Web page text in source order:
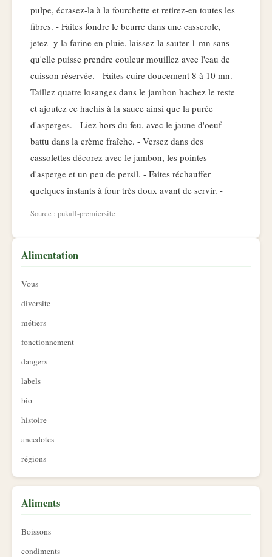
pulpe, écrasez-la à la fourchette et retirez-en toutes les
fibres. - Faites fondre le beurre dans une casserole,
jetez- y la farine en pluie, laissez-la sauter 1 mn sans
qu'elle puisse prendre couleur mouillez avec l'eau de
cuisson réservée. - Faites cuire doucement 8 à 10 mn. -
Taillez quatre losanges dans le jambon hachez le reste
et ajoutez ce hachis à la sauce ainsi que la purée
d'asperges. - Liez hors du feu, avec le jaune d'oeuf
battu dans la crème fraîche. - Versez dans des
cassolettes décorez avec le jambon, les pointes
d'asperge et un peu de persil. - Faites réchauffer
quelques instants à four très doux avant de servir. -
Source : pukall-premiersite
Alimentation
Vous
diversite
métiers
fonctionnement
dangers
labels
bio
histoire
anecdotes
régions
Aliments
Boissons
condiments